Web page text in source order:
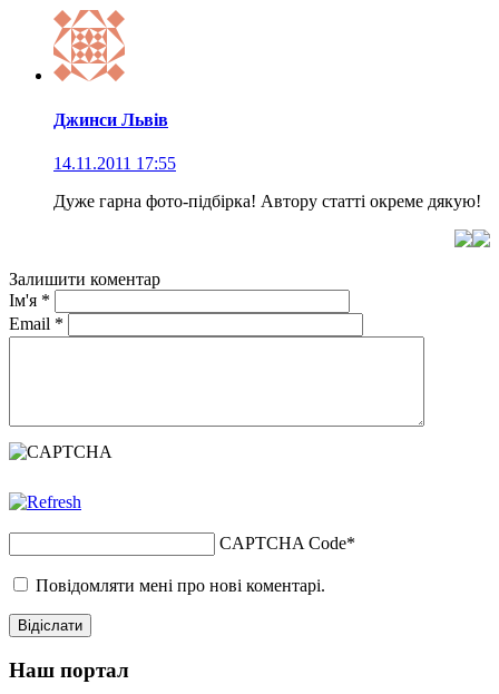
Джинси Львів
14.11.2011 17:55
Дуже гарна фото-підбірка! Автору статті окреме дякую!
Залишити коментар
Ім'я *
Email *
CAPTCHA Code*
Повідомляти мені про нові коментарі.
Наш портал